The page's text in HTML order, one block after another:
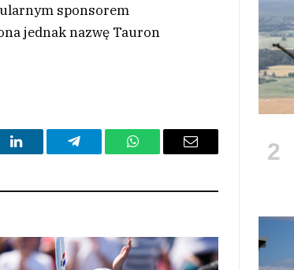
sponsorem
jednak nazwę Tauron
LinkedIn Telegram WhatsAppEmail